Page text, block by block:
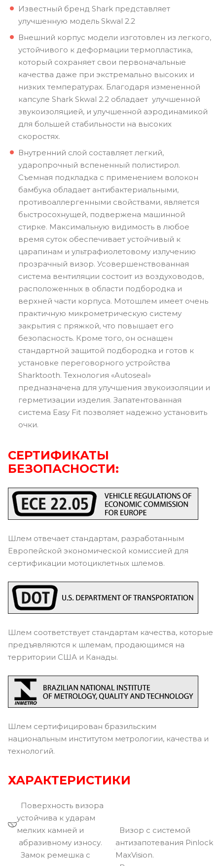
Известный бренд Shark представляет
улучшенную модель Skwal 2.2
Внешний корпус модели изготовлен из легкого,
устойчивого к деформации термопластика,
который сохраняет свои первоначальные
качества даже при экстремально высоких и
низких температурах. Благодаря измененной
капсуле Shark Skwal 2.2 обладает улучшенной
звукоизоляцией, и улучшенной аэродинамикой
для большей стабильности на высоких
скоростях.
Внутренний слой составляет легкий,
ударопрочный вспененный полистирол.
Съемная подкладка с применением волокон
бамбука обладает антибактериальными,
противоаллергенными свойствами, является
быстросохнущей, подвержена машинной
стирке. Максимальную видимость в любое
время суток обеспечивает устойчивый к
царапинам и ультрафиолетовому излучению
прозрачный визор. Усовершенствованная
система вентиляции состоит из воздуховодов,
расположенных в области подбородка и
верхней части корпуса. Мотошлем имеет очень
практичную микрометрическую систему
закрытия с пряжкой, что повышает его
безопасность. Кроме того, он оснащен
стандартной защитой подбородка и готов к
установке переговорного устройства
Sharktooth. Технология «Autoseal»
предназначена для улучшения звукоизоляции и
герметизации изделия. Запатентованная
система Easy Fit позволяет надежно установить
очки.
СЕРТИФИКАТЫ
БЕЗОПАСНОСТИ:
Шлем отвечает стандартам, разработанным
Европейской экономической комиссией для
сертификации мотоциклетных шлемов.
Шлем соответствует стандартам качества, которые
предъявляются к шлемам, продающимся на
территории США и Канады.
Шлем сертифицирован бразильским
национальным институтом метрологии, качества и
технологий.
ХАРАКТЕРИСТИКИ
Поверхность визора
устойчива к ударам
мелких камней и
абразивному износу.
Замок ремешка с
Визор с системой
антизапотевания Pinlock
MaxVision.